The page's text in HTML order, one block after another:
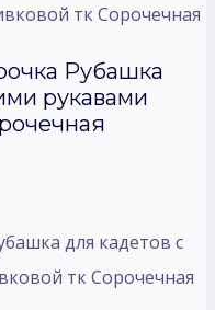
Рубашка
рукавами